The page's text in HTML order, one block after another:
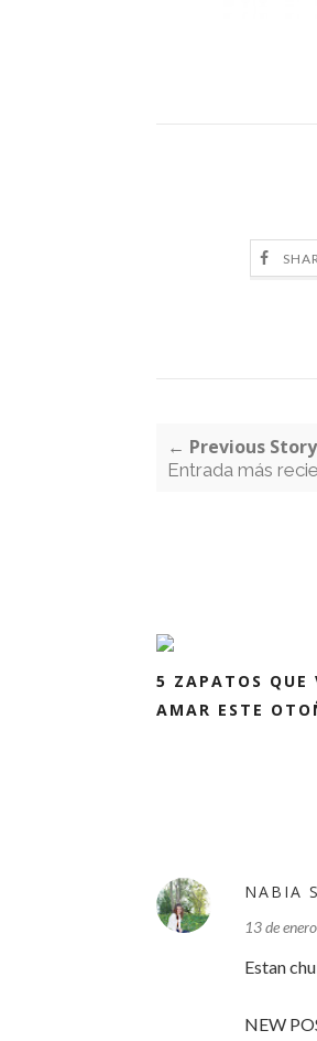
← Previous Story
Entrada más
5 ZAPATOS QUE
AMAR ESTE
NABIA
13 de
Estan
NEW